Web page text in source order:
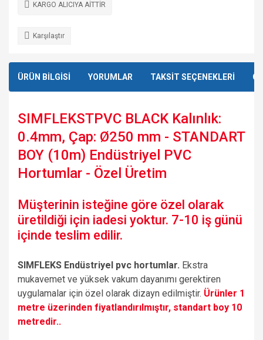
KARGO ALICIYA AİTTİR
Karşılaştır
ÜRÜN BİLGİSİ YORUMLAR TAKSİT SEÇENEKLERİ
SIMFLEKSTPVC BLACK Kalınlık:
0.4mm, Çap: Ø250 mm - STANDART
BOY (10m) Endüstriyel PVC
Hortumlar - Özel Üretim
Müşterinin isteğine göre özel olarak
üretildiği için iadesi yoktur. 7-10 iş günü
içinde teslim edilir.
SIMFLEKS Endüstriyel pvc hortumlar. Ekstra
mukavemet ve yüksek vakum dayanımı gerektiren
uygulamalar için özel olarak dizayn edilmiştir. Ürünler 1
metre üzerinden fiyatlandırılmıştır, standart boy 10
metredir..